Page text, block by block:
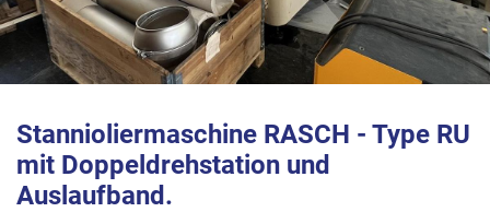
Stannioliermaschine RASCH - Type RU
mit Doppeldrehstation und
Auslaufband.